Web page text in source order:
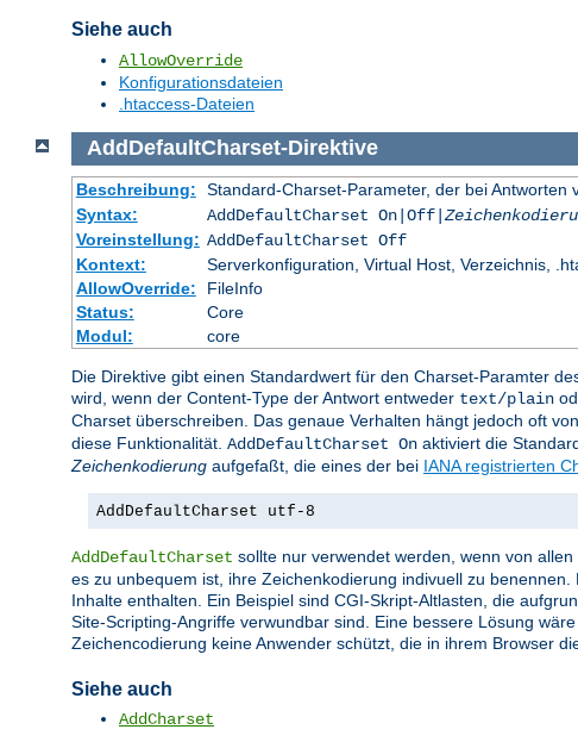
Siehe auch
AllowOverride
Konfigurationsdateien
.htaccess-Dateien
AddDefaultCharset-Direktive
Beschreibung: Standard-Charset-Parameter, der bei Antworten
Syntax:
AddDefaultCharset On|Off|
Voreinstellung: AddDefaultCharset Off
Kontext:
Serverkonfiguration, Virtual Host, Verzeichnis,
AllowOverride:
FileInfo
Status:
Core
Modul:
core
Die Direktive gibt einen Standardwert für den Charset-Paramter
wird, wenn der Content-Type der Antwort entweder text/plain
Charset überschreiben. Das genaue Verhalten hängt jedoch oft
diese Funktionalität. AddDefaultCharset On aktiviert die
Zeichenkodierung aufgefaßt, die eines der bei IANA registrierten
AddDefaultCharset utf-8
AddDefaultCharset sollte nur verwendet werden, wenn von
es zu unbequem ist, ihre Zeichenkodierung indivuell zu
Inhalte enthalten. Ein Beispiel sind CGI-Skript-Altlasten, die
Site-Scripting-Angriffe verwundbar sind. Eine bessere Lösung
Zeichencodierung keine Anwender schützt, die in ihrem Browser
Siehe auch
AddCharset